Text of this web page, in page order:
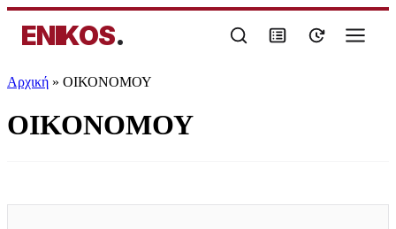
ENIKOS.
Αρχική » ΟΙΚΟΝΟΜΟΥ
ΟΙΚΟΝΟΜΟΥ